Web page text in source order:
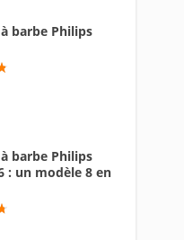
barbe Philips
94.6
barbe Philips
: un modèle 8 en
94